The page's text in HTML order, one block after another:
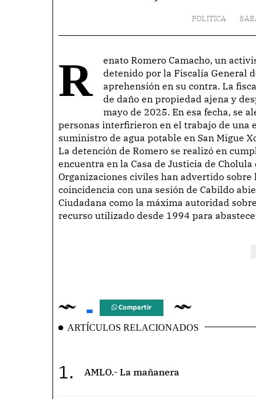
POLÍTICA
Renato Romero Camacho, un activista defensor del agua y del territorio en Puebla, fue
detenido por la Fiscalía General
aprehensión en su contra. La
de daño en propiedad ajena y
mayo de 2025. En esa fecha, se
personas interfirieron en el trabajo de una
suministro de agua potable en San Migue
La detención de Romero se realizó en
encuentra en la Casa de Justicia de
Organizaciones civiles han advertido
coincidencia con una sesión de Cabildo
Ciudadana como la máxima autoridad
recurso utilizado desde 1994 para
Compartir
ARTÍCULOS RELACIONADOS
1. AMLO.- La mañanera